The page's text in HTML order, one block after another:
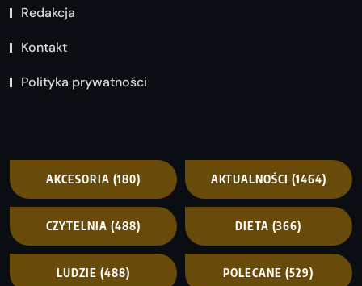
Redakcja
Kontakt
Polityka prywatności
AKCESORIA (180) AKTUALNOŚCI (1464)
CZYTELNIA (488) DIETA (366)
LUDZIE (488) POLECANE (529)